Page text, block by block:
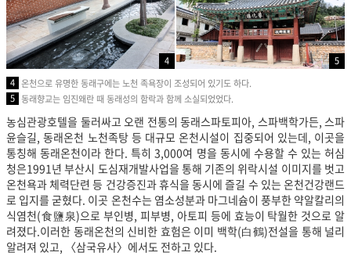
4
5
4 온천으로 유명한 동래구에는 노천 족욕장이 조성되어 있기도 하다.
5 동래향교는 임진왜란 때 동래성의 함락과 함께 소실되었었다.
농심관광호텔을 둘러싸고 오랜 전통의 동래스파토피아, 스파백학가든, 스파
윤슬길, 동래온천 노천족탕 등 대규모 온천시설이 집중되어 있는데, 이곳을
통칭해 동래온천이라 한다. 특히 3,000여 명을 동시에 수용할 수 있는 허심
청은1991년 부산시 도심재개발사업을 통해 기존의 위락시설 이미지를 벗고
온천욕과 체력단련 등 건강증진과 휴식을 동시에 즐길 수 있는 온천건강랜드
로 입지를 굳혔다. 이곳 온천수는 염소성분과 마그네슘이 풍부한 약알칼리의
식염천(食鹽泉)으로 부인병, 피부병, 아토피 등에 효능이 탁월한 것으로 알
려졌다.이러한 동래온천의 신비한 효험은 이미 백학(白鶴)전설을 통해 널리
알려져 있고, 〈삼국유사〉에서도 전하고 있다.